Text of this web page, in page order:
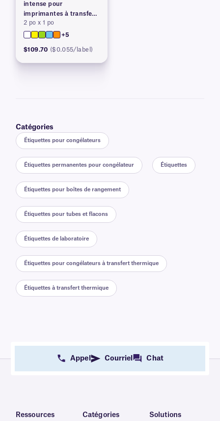
intense pour
imprimantes à transfert
thermique
2 po x 1 po
+5
$109.70 ($0.055/label)
Catégories
Étiquettes pour congélateurs
Étiquettes permanentes pour congélateur Étiquettes
Étiquettes pour boîtes de rangement
Étiquettes pour tubes et flacons
Étiquettes de laboratoire
Étiquettes pour congélateurs à transfert thermique
Étiquettes à transfert thermique
Appel Courriel Chat
Ressources Catégories Solutions